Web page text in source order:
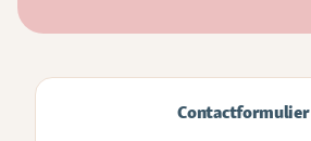
Contactformulier